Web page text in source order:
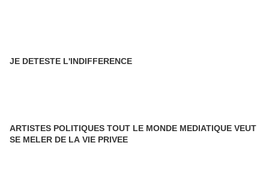
JE DETESTE L'INDIFFERENCE
ARTISTES POLITIQUES TOUT LE MONDE MEDIATIQUE VEUT
SE MELER DE LA VIE PRIVEE